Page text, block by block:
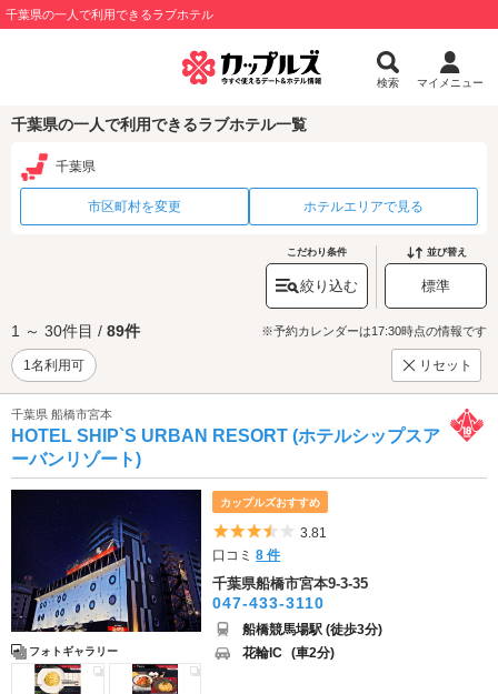
千葉県の一人で利用できるラブホテル
検索 マイメニュー
千葉県の一人で利用できるラブホテル一覧
千葉県
市区町村を変更 ホテルエリアで見る
こだわり条件
絞り込む
並び替え
標準
1 ～ 30件目 / 89件 ※予約カレンダーは17:30時点の情報です
1名利用可 リセット
千葉県 船橋市宮本
HOTEL SHIP`S URBAN RESORT (ホテルシップスア
ーバンリゾート)
フォトギャラリー
カップルズおすすめ
5つ星のうち3.5
3.81
口コミ8 件
千葉県船橋市宮本9-3-35
047-433-3110
船橋競馬場駅 (徒歩3分)
花輪IC (車2分)